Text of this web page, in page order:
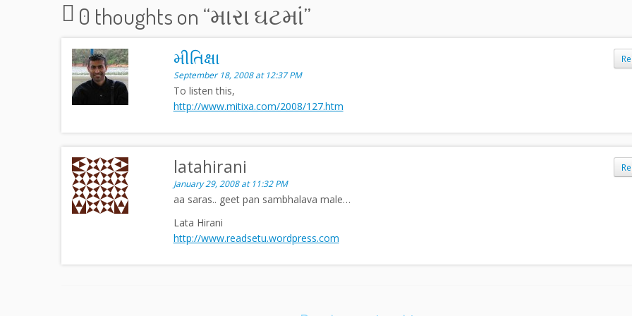
0 thoughts on “મારા ઘટમાં”
મીતિક્ષા
September 18, 2008 at 12:37 PM
To listen this,
http://www.mitixa.com/2008/127.htm
latahirani
January 29, 2008 at 11:32 PM
aa saras.. geet pan sambhalava male…
Lata Hirani
http://www.readsetu.wordpress.com